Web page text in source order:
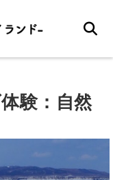
験：自然